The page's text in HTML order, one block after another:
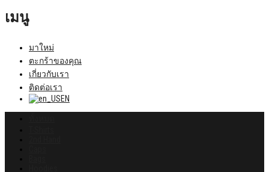
เมนู
มาใหม่
ตะกร้าของคุณ
เกี่ยวกับเรา
ติดต่อเรา
EN